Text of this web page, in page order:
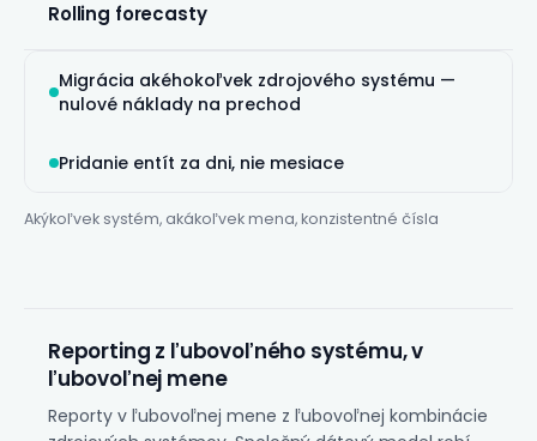
Rolling forecasty
Migrácia akéhokoľvek zdrojového systému —
nulové náklady na prechod
Pridanie entít za dni, nie mesiace
Akýkoľvek systém, akákoľvek mena, konzistentné čísla
Reporting z ľubovoľného systému, v
ľubovoľnej mene
Reporty v ľubovoľnej mene z ľubovoľnej kombinácie